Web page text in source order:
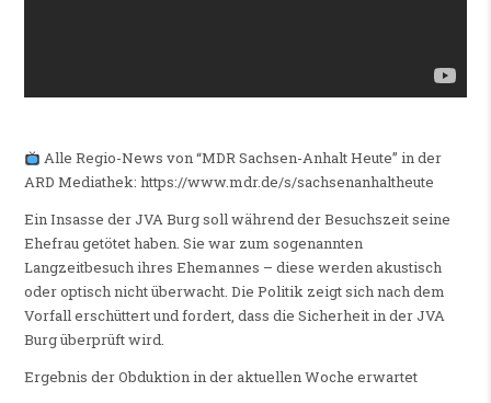
Alle Regio-News von “MDR Sachsen-Anhalt Heute” in der
ARD Mediathek: https://www.mdr.de/s/sachsenanhaltheute
Ein Insasse der JVA Burg soll während der Besuchszeit seine
Ehefrau getötet haben. Sie war zum sogenannten
Langzeitbesuch ihres Ehemannes – diese werden akustisch
oder optisch nicht überwacht. Die Politik zeigt sich nach dem
Vorfall erschüttert und fordert, dass die Sicherheit in der JVA
Burg überprüft wird.
Ergebnis der Obduktion in der aktuellen Woche erwartet